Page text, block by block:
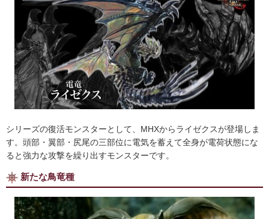
シリーズの復活モンスターとして、MHXからライゼクスが登場しま
す。頭部・翼部・尻尾の三部位に電気を蓄えて全身が電荷状態にな
ると強力な攻撃を繰り出すモンスターです。
新たな鳥竜種